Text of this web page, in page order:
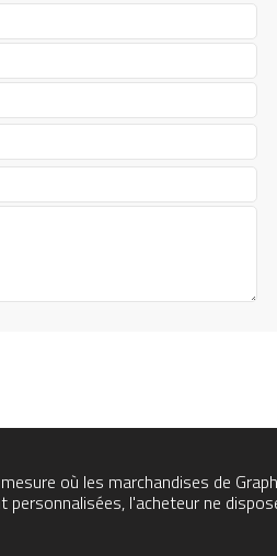
où les marchandises de
l'acheteur ne